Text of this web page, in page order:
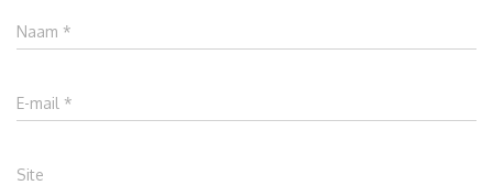
Naam *
E-mail *
Site